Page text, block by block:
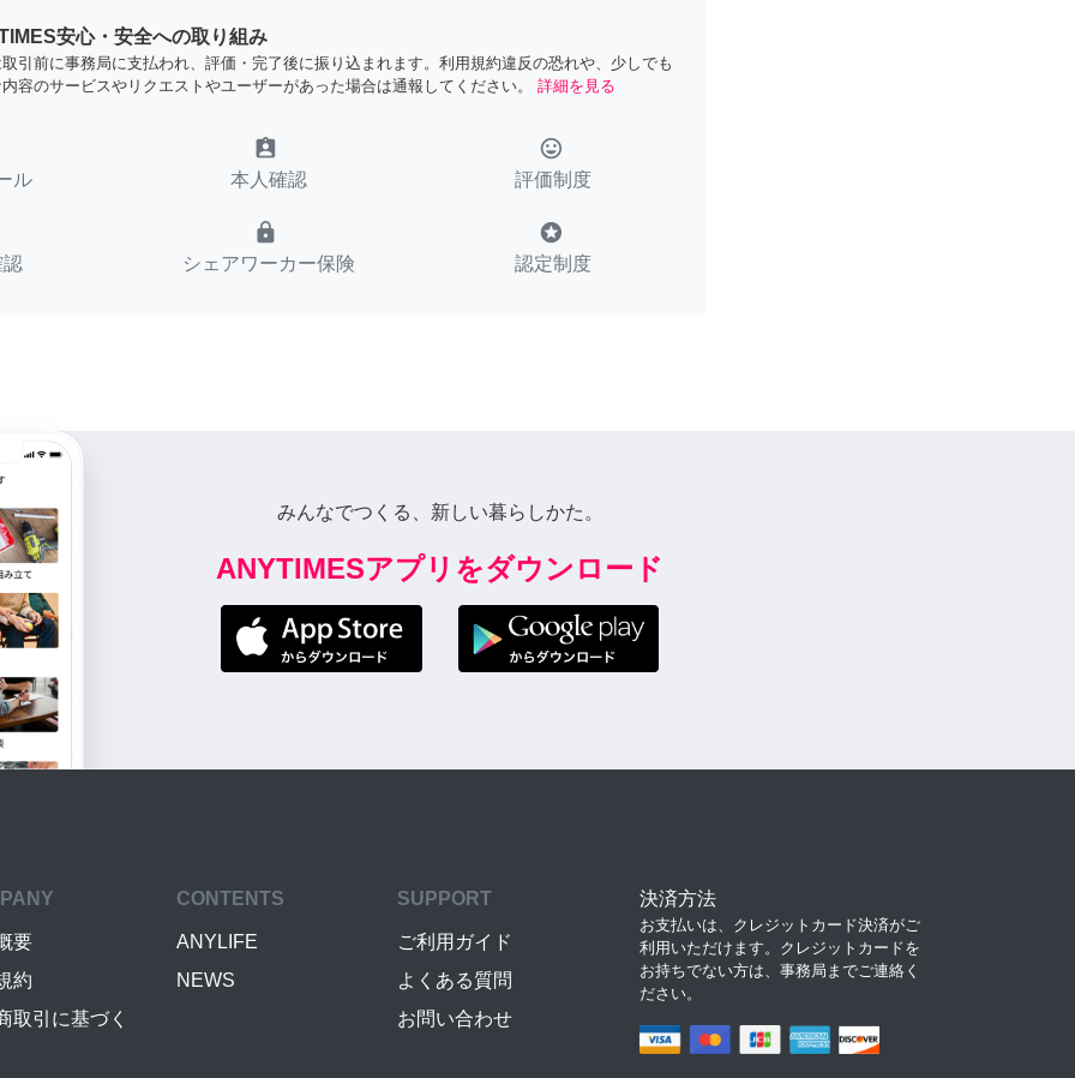
安心・安全への取り組み
引前に事務局に支払われ、評価・完了後に振り込まれます。利用規約違反の恐れや、少しでも
容のサービスやリクエストやユーザーがあった場合は通報してください。
詳細を見る
ル
assignment_ind
本人確認
tag_faces
評価制度
lock
シェアワーカー保険
stars
認定制度
みんなでつくる、新しい暮らしかた。
ANYTIMESアプリをダウンロード
要
約
取引に基づく
CONTENTS
ANYLIFE
NEWS
SUPPORT
ご利用ガイド
よくある質問
お問い合わせ
決済方法
お支払いは、クレジットカード決済がご
利用いただけます。クレジットカードを
お持ちでない方は、事務局までご連絡く
ださい。